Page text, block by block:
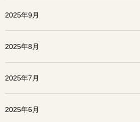
2025年9月
2025年8月
2025年7月
2025年6月